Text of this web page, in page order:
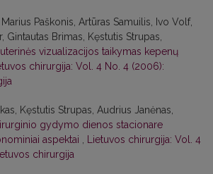
Paškonis, Artūras Samuilis, Ivo Volf,
Gintautas Brimas, Kęstutis Strupas,
vizualizacijos taikymas kepenų
chirurgija: Vol. 4 No. 4 (2006):
Kęstutis Strupas, Audrius Janėnas,
gydymo dienos stacionare
aspektai
Lietuvos chirurgija: Vol. 4
chirurgija